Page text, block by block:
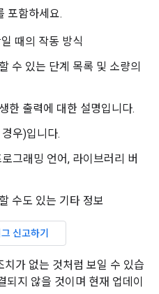
포함하세요.
때의 작동 방식
수 있는 단계 목록 및 소량의
한 출력에 대한 설명입니다.
우)입니다.
그래밍 언어, 라이브러리 버
수도 있는 기타 정보
신고하기
가 없는 것처럼 보일 수 있습
되지 않을 것이며 현재 업데이